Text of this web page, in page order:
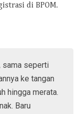
di BPOM.
sama seperti
ke tangan
hingga merata.
Baru